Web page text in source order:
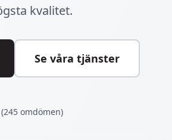
kvalitet.
Se våra tjänster
omdömen)